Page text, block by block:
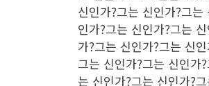
신인가?그는 신인가?그는
인가?그는 신인가?그는
가?그는 신인가?그는 신
그는 신인가?그는 신인가
는 신인가?그는 신인가?